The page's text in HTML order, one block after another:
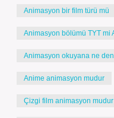
Animasyon bir film türü mü
Animasyon bölümü TYT mi
Animasyon okuyana ne
Anime animasyon mudur
Çizgi film animasyon mudur